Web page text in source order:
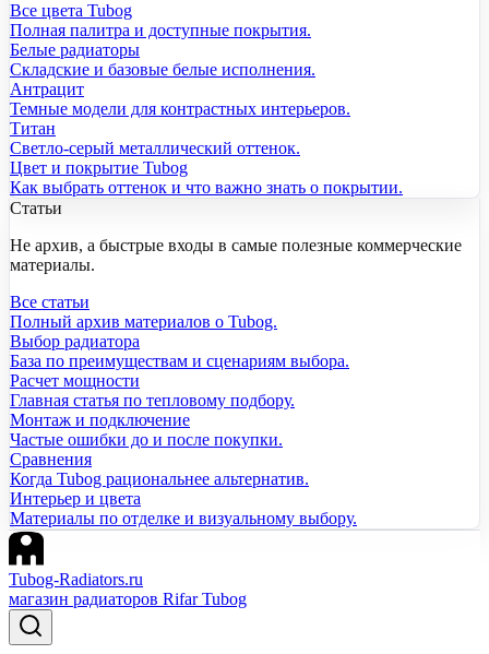
Все цвета Tubog
Полная палитра и доступные покрытия.
Белые радиаторы
Складские и базовые белые исполнения.
Антрацит
Темные модели для контрастных интерьеров.
Титан
Светло-серый металлический оттенок.
Цвет и покрытие Tubog
Как выбрать оттенок и что важно знать о покрытии.
Статьи
Не архив, а быстрые входы в самые полезные коммерческие
материалы.
Все статьи
Полный архив материалов о Tubog.
Выбор радиатора
База по преимуществам и сценариям выбора.
Расчет мощности
Главная статья по тепловому подбору.
Монтаж и подключение
Частые ошибки до и после покупки.
Сравнения
Когда Tubog рациональнее альтернатив.
Интерьер и цвета
Материалы по отделке и визуальному выбору.
Tubog-Radiators.ru
магазин радиаторов Rifar Tubog